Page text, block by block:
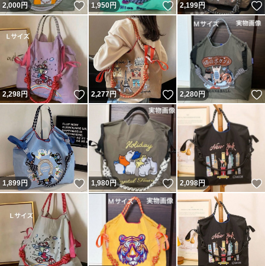
2,000円 いいね！
1,950円 いいね！
2,199円
2,298円 いいね！
2,277円 いいね！
2,280円
1,899円 いいね！
1,980円 いいね！
2,098円